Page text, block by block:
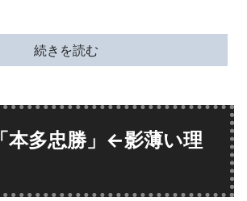
続きを読む
本多忠勝」←影薄い理